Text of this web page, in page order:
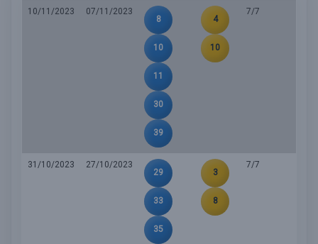
10/11/2023
07/11/2023
8
10
11
30
39
4
10
7/7
31/10/2023
27/10/2023
29
33
35
3
8
7/7